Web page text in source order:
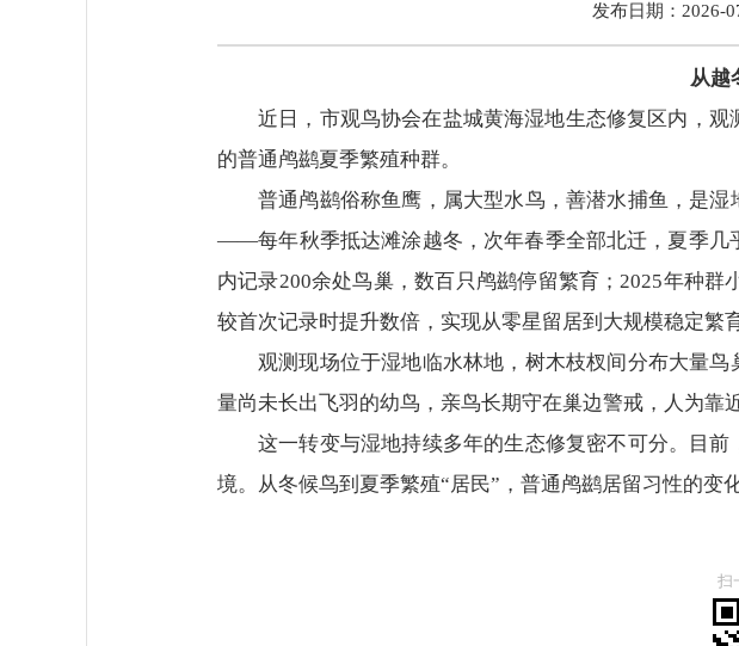
发布日期：2026-
从越
近日，市观鸟协会在盐城黄海湿地生态修复区内，
的普通鸬鹚夏季繁殖种群。
普通鸬鹚俗称鱼鹰，属大型水鸟，善潜水捕鱼，是
——每年秋季抵达滩涂越冬，次年春季全部北迁，夏季几
内记录200余处鸟巢，数百只鸬鹚停留繁育；2025年种
较首次记录时提升数倍，实现从零星留居到大规模稳定繁
观测现场位于湿地临水林地，树木枝杈间分布大量
量尚未长出飞羽的幼鸟，亲鸟长期守在巢边警戒，人为靠
这一转变与湿地持续多年的生态修复密不可分。目
境。从冬候鸟到夏季繁殖“居民”，普通鸬鹚居留习性的变
扫